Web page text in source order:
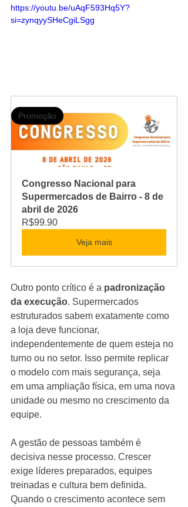
https://youtu.be/uAqF593Hq5Y?
si=zynqyySHeCgiLSgg
Promoção
Congresso Nacional para
Supermercados de Bairro - 8 de
abril de 2026
R$99.90
Veja mais
Outro ponto crítico é a padronização
da execução. Supermercados
estruturados sabem exatamente como
a loja deve funcionar,
independentemente de quem esteja no
turno ou no setor. Isso permite replicar
o modelo com mais segurança, seja
em uma ampliação física, em uma nova
unidade ou mesmo no crescimento da
equipe.
A gestão de pessoas também é
decisiva nesse processo. Crescer
exige líderes preparados, equipes
treinadas e cultura bem definida.
Quando o crescimento acontece sem